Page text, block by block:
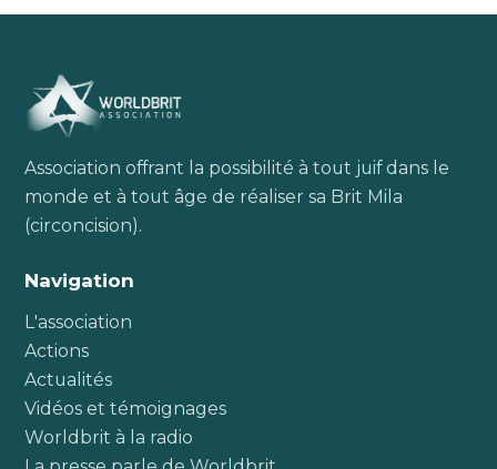
Association offrant la possibilité à tout juif dans le
monde et à tout âge de réaliser sa Brit Mila
(circoncision).
Navigation
L'association
Actions
Actualités
Vidéos et témoignages
Worldbrit à la radio